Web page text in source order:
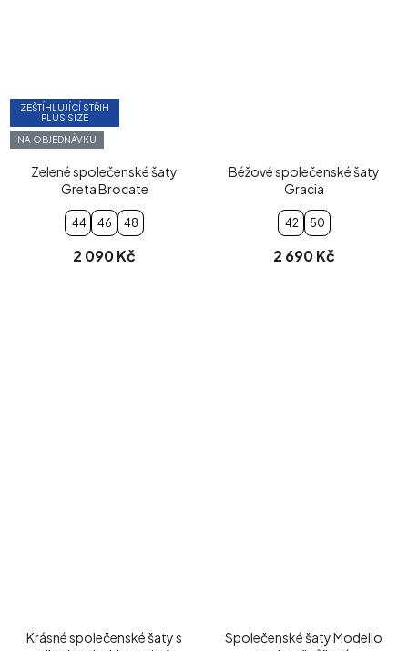
ZEŠTÍHLUJÍCÍ STŘIH
PLUS SIZE
NA OBJEDNÁVKU
Zelené společenské šaty
Greta Brocate
44 46 48
2 090 Kč
Béžové společenské šaty
Gracia
42 50
2 690 Kč
Krásné společenské šaty s
Společenské šaty Modello